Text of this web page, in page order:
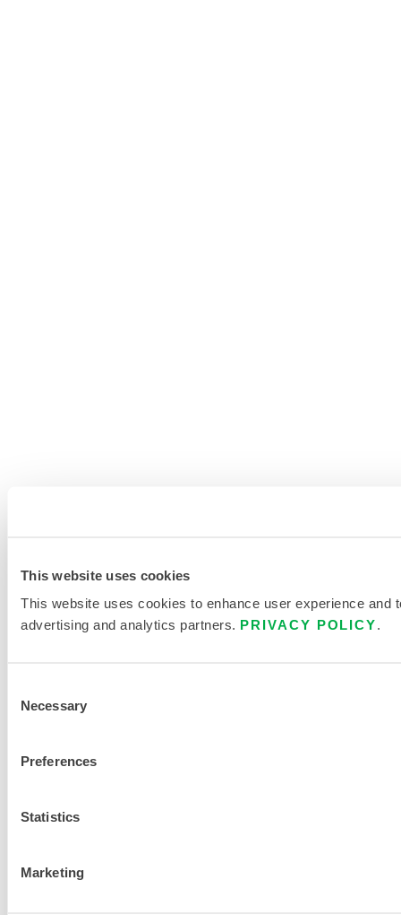
This website uses cookies
This website uses cookies to enhance user experience
advertising and analytics partners. PRIVACY POLICY.
Selection
Necessary
Preferences
Statistics
Marketing